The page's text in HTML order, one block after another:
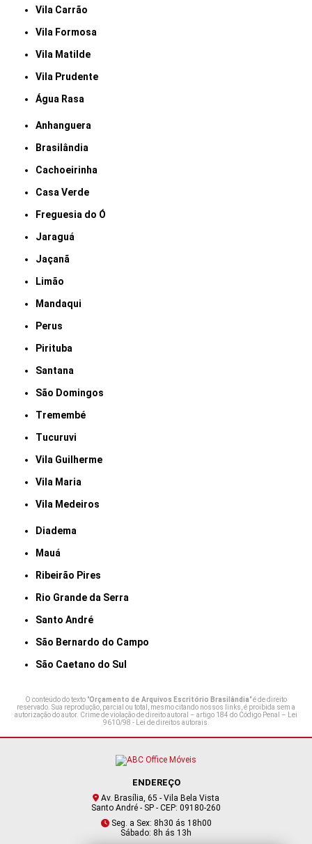
Vila Carrão
Vila Formosa
Vila Matilde
Vila Prudente
Água Rasa
Anhanguera
Brasilândia
Cachoeirinha
Casa Verde
Freguesia do Ó
Jaraguá
Jaçanã
Limão
Mandaqui
Perus
Pirituba
Santana
São Domingos
Tremembé
Tucuruvi
Vila Guilherme
Vila Maria
Vila Medeiros
Diadema
Mauá
Ribeirão Pires
Rio Grande da Serra
Santo André
São Bernardo do Campo
São Caetano do Sul
O conteúdo do texto "Orçamento de Arquivos Escritório Brasilândia" é de direito
reservado. Sua reprodução, parcial ou total, mesmo citando nossos links, é proibida sem a
autorização do autor. Crime de violação de direito autoral – artigo 184 do Código Penal – Lei
9610/98 - Lei de direitos autorais.
ENDEREÇO
Av. Brasília, 65 - Vila Bela Vista
Santo André - SP - CEP: 09180-260
Seg. a Sex: 8h30 ás 18h00
Sábado: 8h ás 13h